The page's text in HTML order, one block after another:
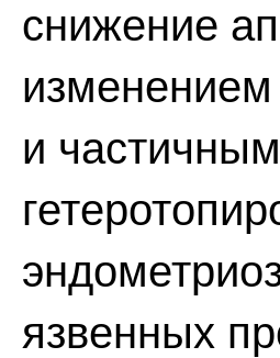
снижение
изменением
и
язвенных